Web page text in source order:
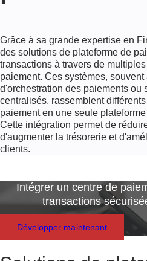
Grâce à sa grande expertise en
des solutions de plateforme de
transactions à travers de
paiement. Ces systèmes,
d'orchestration des paiements ou
centralisés, rassemblent
paiement en une seule
Cette intégration permet de
d'augmenter la trésorerie et
clients.
Intégrer un centre de
transactions
Développer maintenant